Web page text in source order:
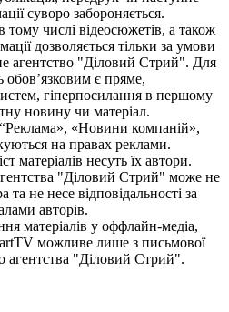
суворо забороняється.
тому числі відеосюжетів, а також
дозволяється тільки за умови
агентство "Діловий Стрий". Для
обов’язковим є пряме,
гіперпосилання в першому
новину чи матеріал.
«Новини компаній»,
на правах реклами.
матеріалів несуть їх автори.
"Діловий Стрий" може не
та не несе відповідальності за
авторів.
матеріалів у оффлайн-медіа,
можливе лише з письмової
агентства "Діловий Стрий".